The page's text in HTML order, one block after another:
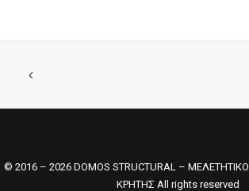
© 2016 – 2026 DOMOS STRUCTURAL –
ΚΡΗΤΗΣ All rights reserved